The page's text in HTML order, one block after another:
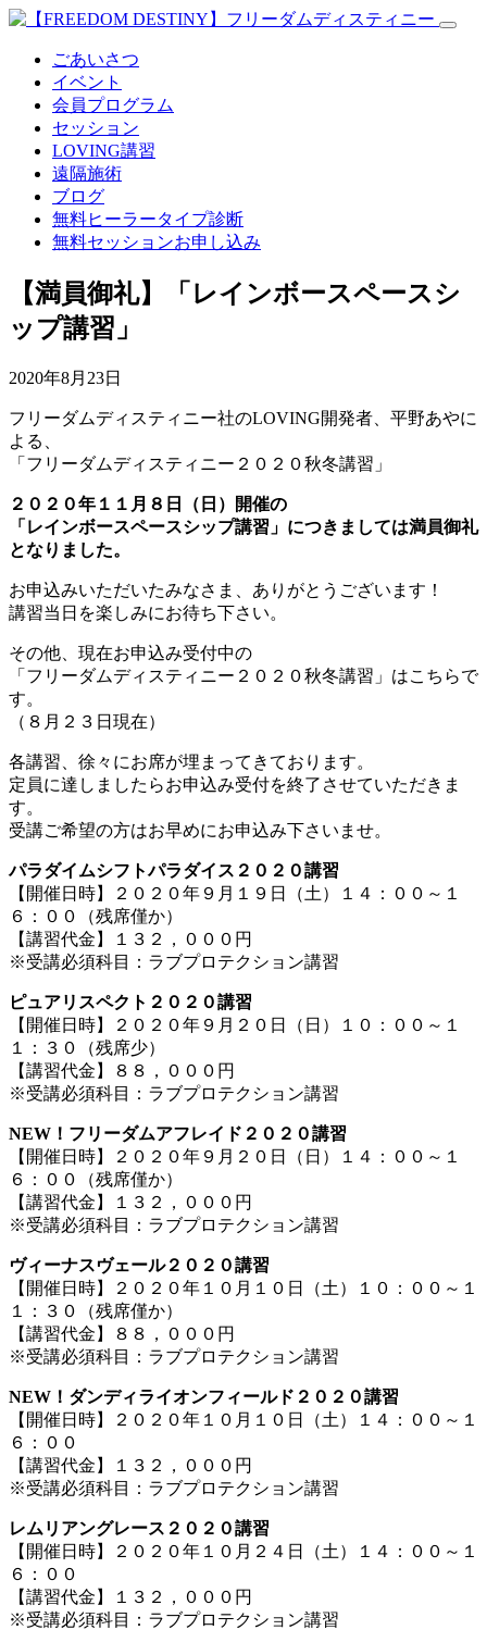
ごあいさつ
イベント
会員プログラム
セッション
LOVING講習
遠隔施術
ブログ
無料ヒーラータイプ診断
無料セッションお申し込み
【満員御礼】「レインボースペースシ
ップ講習」
2020年8月23日
フリーダムディスティニー社のLOVING開発者、平野あやに
よる、
「フリーダムディスティニー２０２０秋冬講習」
２０２０年１１月８日（日）開催の
「レインボースペースシップ講習」につきましては満員御礼
となりました。
お申込みいただいたみなさま、ありがとうございます！
講習当日を楽しみにお待ち下さい。
その他、現在お申込み受付中の
「フリーダムディスティニー２０２０秋冬講習」はこちらで
す。
（８月２３日現在）
各講習、徐々にお席が埋まってきております。
定員に達しましたらお申込み受付を終了させていただきま
す。
受講ご希望の方はお早めにお申込み下さいませ。
パラダイムシフトパラダイス２０２０講習
【開催日時】２０２０年９月１９日（土）１４：００～１
６：００（残席僅か）
【講習代金】１３２，０００円
※受講必須科目：ラブプロテクション講習
ピュアリスペクト２０２０講習
【開催日時】２０２０年９月２０日（日）１０：００～１
１：３０（残席少）
【講習代金】８８，０００円
※受講必須科目：ラブプロテクション講習
NEW！フリーダムアフレイド２０２０講習
【開催日時】２０２０年９月２０日（日）１４：００～１
６：００（残席僅か）
【講習代金】１３２，０００円
※受講必須科目：ラブプロテクション講習
ヴィーナスヴェール２０２０講習
【開催日時】２０２０年１０月１０日（土）１０：００～１
１：３０（残席僅か）
【講習代金】８８，０００円
※受講必須科目：ラブプロテクション講習
NEW！ダンディライオンフィールド２０２０講習
【開催日時】２０２０年１０月１０日（土）１４：００～１
６：００
【講習代金】１３２，０００円
※受講必須科目：ラブプロテクション講習
レムリアングレース２０２０講習
【開催日時】２０２０年１０月２４日（土）１４：００～１
６：００
【講習代金】１３２，０００円
※受講必須科目：ラブプロテクション講習